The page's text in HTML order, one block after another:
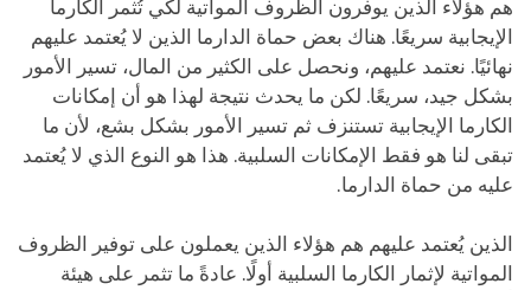
هم هؤلاء الذين يوفرون الظروف المواتية لكي تُثمر الكارما
الإيجابية سريعًا. هناك بعض حماة الدارما الذين لا يُعتمد عليهم
نهائيًا. نعتمد عليهم، ونحصل على الكثير من المال، تسير الأمور
بشكل جيد، سريعًا. لكن ما يحدث نتيجة لهذا هو أن إمكانات
الكارما الإيجابية تستنزف ثم تسير الأمور بشكل بشع، لأن ما
تبقى لنا هو فقط الإمكانات السلبية. هذا هو النوع الذي لا يُعتمد
عليه من حماة الدارما.
الذين يُعتمد عليهم هم هؤلاء الذين يعملون على توفير الظروف
المواتية لإثمار الكارما السلبية أولًا. عادةً ما تثمر على هيئة